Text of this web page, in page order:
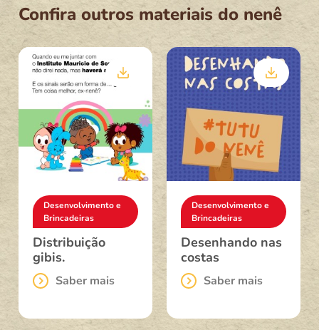
Confira outros materiais do nenê
Desenvolvimento e
Brincadeiras
Distribuição
gibis.
Saber mais
Desenvolvimento e
Brincadeiras
Desenhando nas
costas
Saber mais